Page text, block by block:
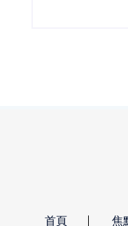
首頁 焦